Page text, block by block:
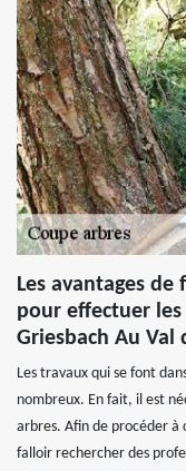
Les avantages
pour effectuer
Griesbach Au Val
Les travaux qui se font
nombreux. En fait, il est
arbres. Afin de procéder à
falloir rechercher des